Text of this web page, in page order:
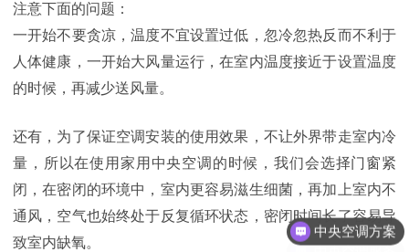
注意下面的问题：
一开始不要贪凉，温度不宜设置过低，忽冷忽热反而不利于
人体健康，一开始大风量运行，在室内温度接近于设置温度
的时候，再减少送风量。
还有，为了保证空调安装的使用效果，不让外界带走室内冷
量，所以在使用家用中央空调的时候，我们会选择门窗紧
闭，在密闭的环境中，室内更容易滋生细菌，再加上室内不
通风，空气也始终处于反复循环状态，密闭时间长了容易导
致室内缺氧。
中央空调方案
中央空调服务